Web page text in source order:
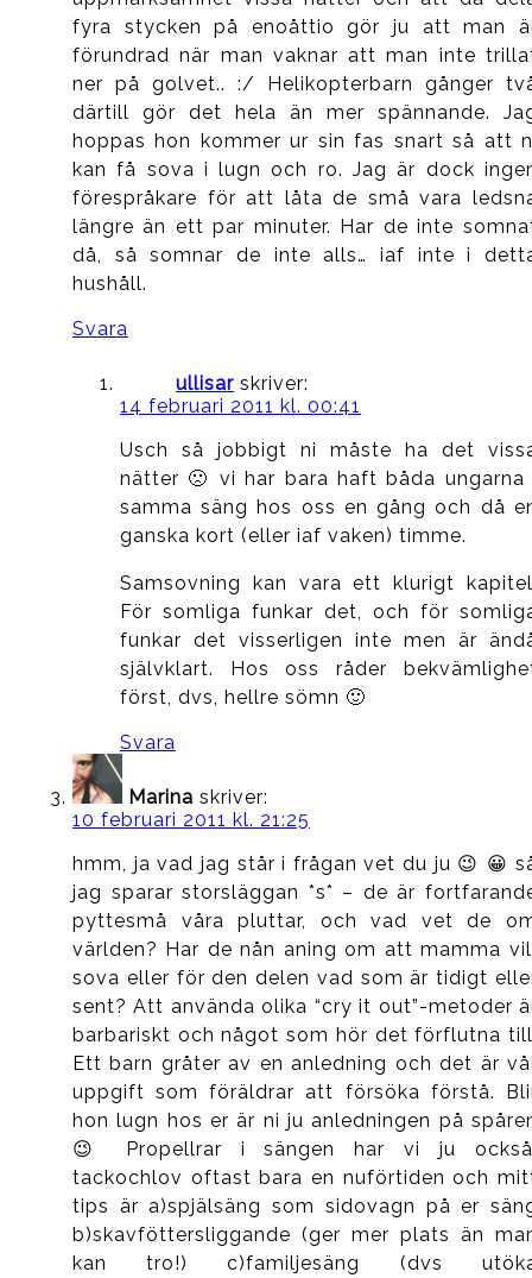
fyra stycken på enoåttio gör ju att man
förundrad när man vaknar att man inte
ner på golvet.. :/ Helikopterbarn gånger
därtill gör det hela än mer spännande.
hoppas hon kommer ur sin fas snart så att
kan få sova i lugn och ro. Jag är dock
förespråkare för att låta de små vara
längre än ett par minuter. Har de inte
då, så somnar de inte alls… iaf inte i
hushåll.
Svara
ullisar skriver:
14 februari 2011 kl. 00:41
Usch så jobbigt ni måste ha det
nätter 🙁 vi har bara haft båda ungarna
samma säng hos oss en gång och då
ganska kort (eller iaf vaken) timme.
Samsovning kan vara ett klurigt
För somliga funkar det, och för
funkar det visserligen inte men är
självklart. Hos oss råder
först, dvs, hellre sömn 🙂
Svara
Marina skriver:
10 februari 2011 kl. 21:25
hmm, ja vad jag står i frågan vet du ju 😉 😀
jag sparar storsläggan *s* – de är
pyttesmå våra pluttar, och vad vet de
världen? Har de nån aning om att mamma
sova eller för den delen vad som är tidigt
sent? Att använda olika “cry it out”-metoder
barbariskt och något som hör det förflutna
Ett barn gråter av en anledning och det är
uppgift som föräldrar att försöka förstå.
hon lugn hos er är ni ju anledningen på
😉 Propellrar i sängen har vi ju
tackochlov oftast bara en nuförtiden och
tips är a)spjälsäng som sidovagn på er
b)skavföttersliggande (ger mer plats än
kan tro!) c)familjesäng (dvs